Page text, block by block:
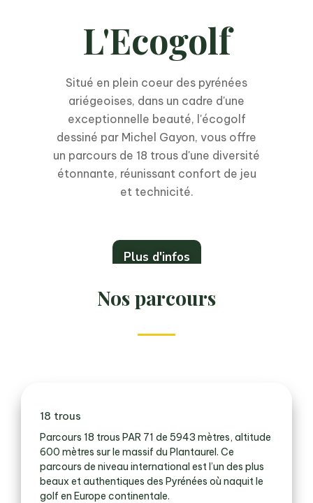
L'Ecogolf
Situé en plein coeur des pyrénées
ariégeoises, dans un cadre d'une
exceptionnelle beauté, l'écogolf
dessiné par Michel Gayon, vous offre
un parcours de 18 trous d'une diversité
étonnante, réunissant confort de jeu
et technicité.
Plus d'infos
Nos parcours
18 trous
Parcours 18 trous PAR 71 de 5943 mètres, altitude
600 mètres sur le massif du Plantaurel. Ce
parcours de niveau international est l’un des plus
beaux et authentiques des Pyrénées où naquit le
golf en Europe continentale.